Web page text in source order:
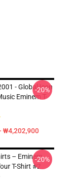
- Global Icon
Eminem T-
₩4,202,900
-20%
– Eminem
T-Shirt #2
-20%